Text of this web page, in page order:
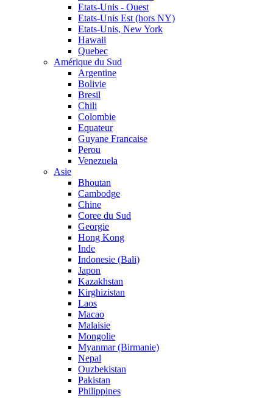
Etats-Unis - Ouest
Etats-Unis Est (hors NY)
Etats-Unis, New York
Hawaii
Quebec
Amérique du Sud
Argentine
Bolivie
Bresil
Chili
Colombie
Equateur
Guyane Francaise
Perou
Venezuela
Asie
Bhoutan
Cambodge
Chine
Coree du Sud
Georgie
Hong Kong
Inde
Indonesie (Bali)
Japon
Kazakhstan
Kirghizistan
Laos
Macao
Malaisie
Mongolie
Myanmar (Birmanie)
Nepal
Ouzbekistan
Pakistan
Philippines